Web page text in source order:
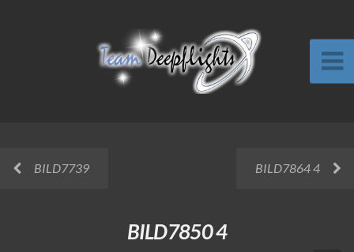
BILD7739 BILD7864 4
BILD7850 4